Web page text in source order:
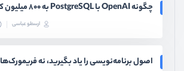
چگونه OpenAI با PostgreSQL به ۸۰۰ میلیون کاربر رسید؟
ارسطو عباسی
اصول برنامه‌نویسی را یاد بگیرید، نه فریمورک‌ها